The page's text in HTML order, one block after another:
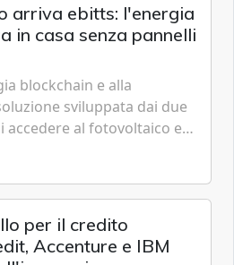
arriva ebitts: l'energia
in casa senza pannelli
blockchain e alla
sviluppata dai due
accedere al fotovoltaico e
diretti in bolletta,
per il credito
Accenture e IBM